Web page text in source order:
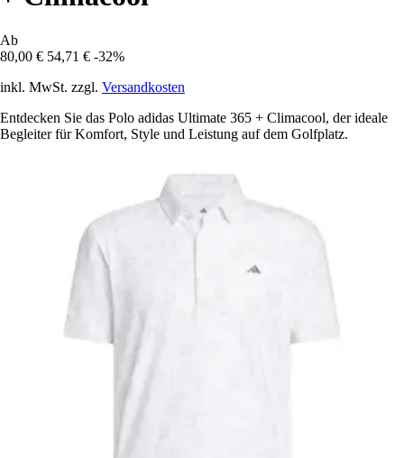
Ab
80,00 € 54,71 € -32%
inkl. MwSt. zzgl. Versandkosten
Entdecken Sie das Polo adidas Ultimate 365 + Climacool, der ideale
Begleiter für Komfort, Style und Leistung auf dem Golfplatz.